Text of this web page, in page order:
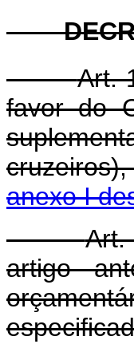
Art.
favor do
anexo I
Art.
artigo